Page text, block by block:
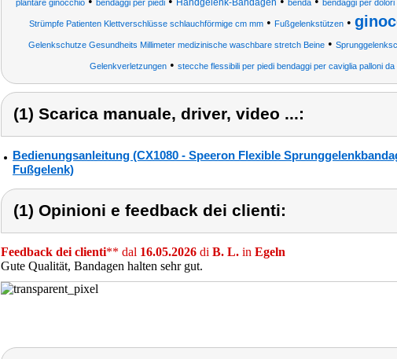
plantare ginocchio bendaggi per piedi Handgelenk-Bandagen benda bendaggi per dolori
Strümpfe Patienten Klettverschlüsse schlauchförmige cm mm • Fußgelenkstützen •
Gelenkschutze Gesundheits Millimeter medizinische waschbare stretch Beine•
Gelenkverletzungen• stecche flessibili per piedi bendaggi per caviglia palloni da
(1) Scarica manuale, driver, video ...:
Bedienungsanleitung (CX1080 - Speeron Flexible
Fußgelenk)
(1) Opinioni e feedback dei clienti:
Feedback dei clienti** dal 16.05.2026 di B. L. in Egeln
Gute Qualität, Bandagen halten sehr gut.